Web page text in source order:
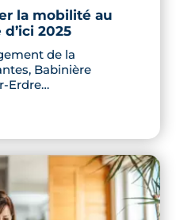
la mobilité au
2025
de la
Babinière
Erdre
pont,
et un